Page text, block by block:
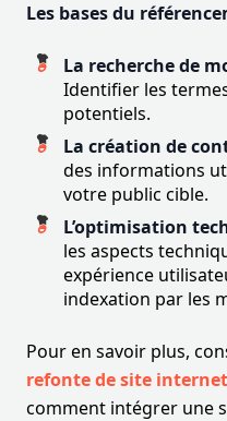
Les bases du
La recherche de
Identifier les
potentiels.
La création de
des informations
votre public cible.
L’optimisation
les aspects
expérience
indexation par les
Pour en savoir plus,
refonte de site internet
comment intégrer une